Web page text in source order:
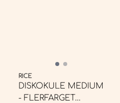
RICE
DISKOKULE MEDIUM
- FLERFARGET